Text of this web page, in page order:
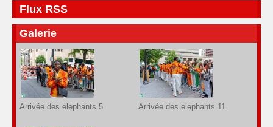
Flux RSS
Galerie
Arrivée des elephants 5 Arrivée des elephants 11